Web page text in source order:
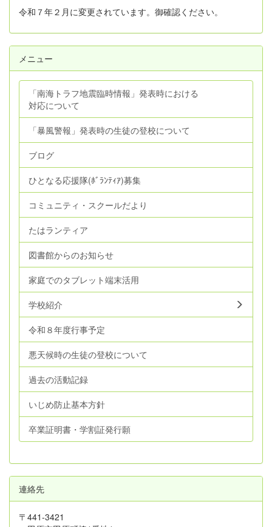
令和７年２月に変更されています。御確認ください。
メニュー
「南海トラフ地震臨時情報」発表時における
対応について
「暴風警報」発表時の生徒の登校について
ブログ
ひとなる応援隊(ﾎﾞﾗﾝﾃｨｱ)募集
コミュニティ・スクールだより
たはランティア
図書館からのお知らせ
家庭でのタブレット端末活用
学校紹介
令和８年度行事予定
悪天候時の生徒の登校について
過去の活動記録
いじめ防止基本方針
卒業証明書・学割証発行願
連絡先
〒441-3421